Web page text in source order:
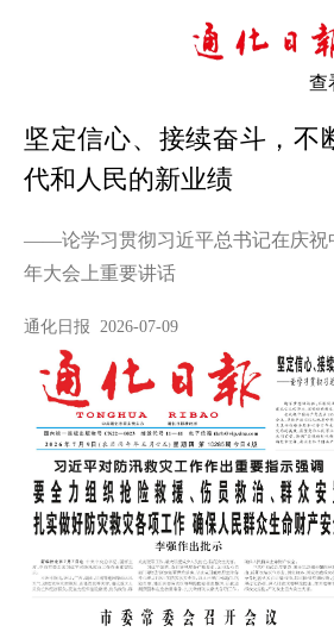
查
坚定信心、接续奋斗，不
代和人民的新业绩
——论学习贯彻习近平总书记在庆祝
年大会上重要讲话
通化日报 2026-07-09